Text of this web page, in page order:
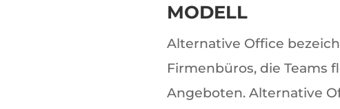
MODELL
Alternative Office
Firmenbüros, die Teams
Angeboten. Alternative